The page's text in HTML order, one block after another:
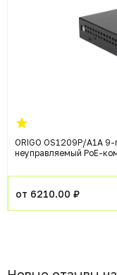
ORIGO OS1209P/A1A
неуправляемый PoE-
от 6210.00 ₽